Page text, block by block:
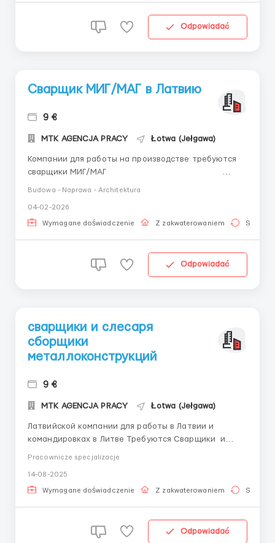
Odpowiadać
Сварщик МИГ/МАГ в Латвию
9 €
MTK AGENCJA PRACY Łotwa (Jełgawa)
Компании для работы на производстве требуются
сварщики МИГ/МАГ
Budowa - Naprawa - Architektura
04-02-2026
Wymagane doświadczenie Z zakwaterowaniem Stała
Odpowiadać
сварщики и слесаря
сборщики
металлоконструкций
9 €
MTK AGENCJA PRACY Łotwa (Jełgawa)
Латвийской компании для работы в Латвии и
командировках в Литве Требуются Сварщики и
40мм , большие катеты, чтение сварочных
обозначений на чертежах будет считаться
Pracownicze specjalizacje
14-08-2025
Wymagane doświadczenie Z zakwaterowaniem Stała
Odpowiadać